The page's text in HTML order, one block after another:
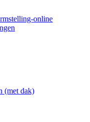
online
(met dak)